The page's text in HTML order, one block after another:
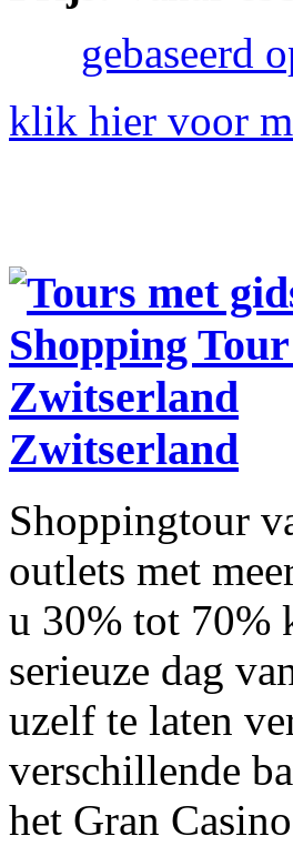
gebaseerd
klik hier voor
Zwitserland
Shoppingtour
outlets met
u 30% tot 70%
serieuze dag
uzelf te laten
verschillende
het Gran